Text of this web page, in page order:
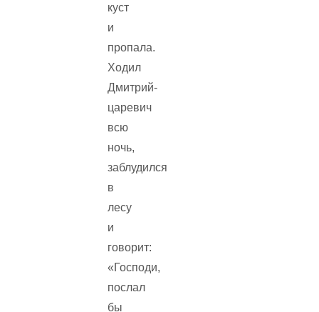
куст
и
пропала.
Ходил
Дмитрий-
царевич
всю
ночь,
заблудился
в
лесу
и
говорит:
«Господи,
послал
бы